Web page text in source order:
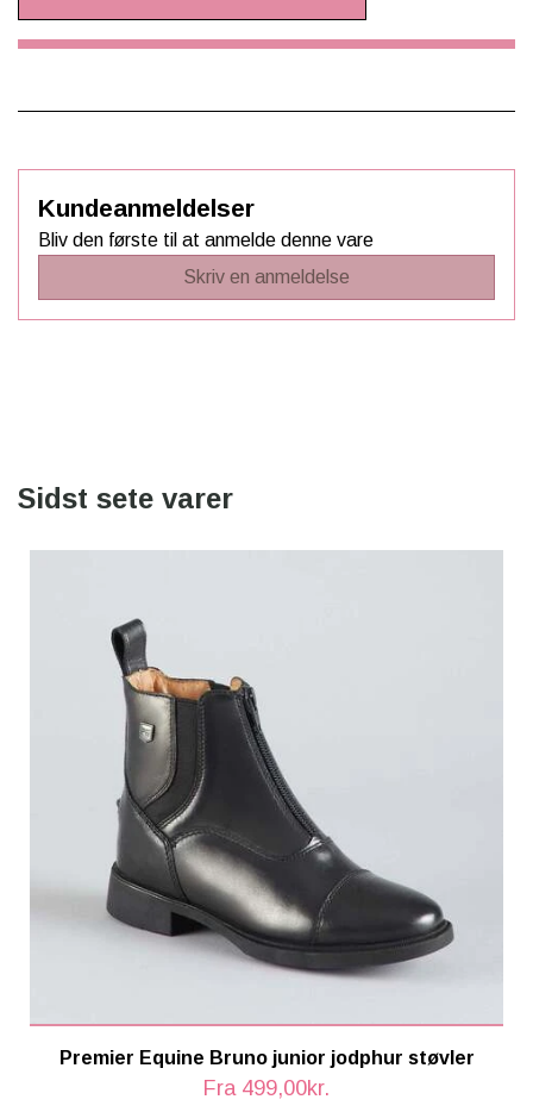
Kundeanmeldelser
Bliv den første til at anmelde denne vare
Skriv en anmeldelse
Sidst sete varer
Premier Equine Bruno junior jodphur støvler
Fra 499,00kr.